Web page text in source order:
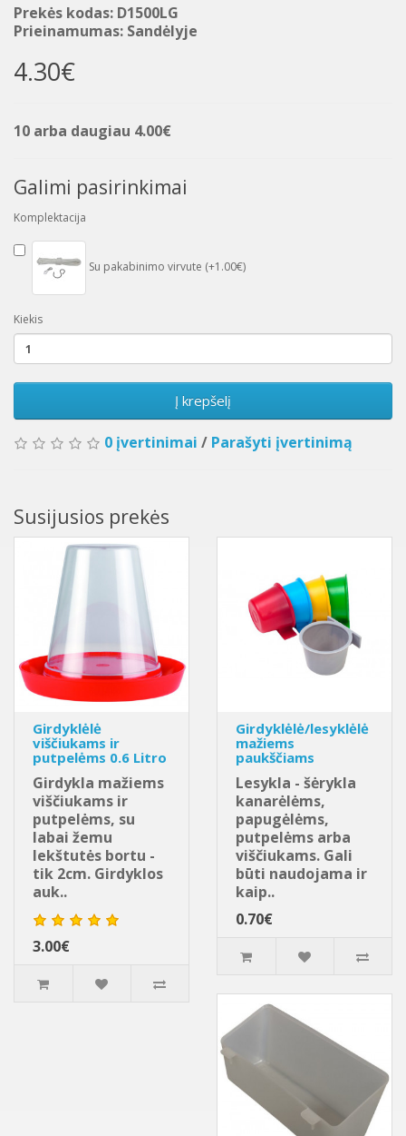
Prekės kodas: D1500LG
Prieinamumas: Sandėlyje
4.30€
10 arba daugiau 4.00€
Galimi pasirinkimai
Komplektacija
Su pakabinimo virvute (+1.00€)
Kiekis
Į krepšelį
0 įvertinimai / Parašyti įvertinimą
Susijusios prekės
Girdyklėlė
viščiukams ir
putpelėms 0.6 Litro
Girdykla mažiems
viščiukams ir
putpelėms, su
labai žemu
lekštutės bortu -
tik 2cm. Girdyklos
auk..
3.00€
Girdyklėlė/lesyklėlė
mažiems
paukščiams
Lesykla - šėrykla
kanarėlėms,
papugėlėms,
putpelėms arba
viščiukams. Gali
būti naudojama ir
kaip..
0.70€